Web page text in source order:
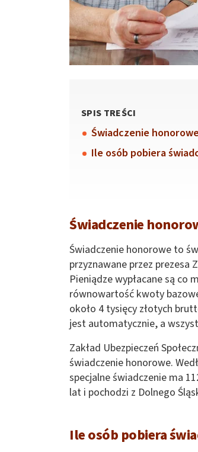
SPIS TREŚCI
Świadczenie
Ile osób pobiera
Świadczenie
Świadczenie honorowe to
przyznawane przez prezesa
Pieniądze wypłacane są co
równowartość kwoty
około 4 tysięcy złotych
jest automatycznie, a
Zakład Ubezpieczeń
świadczenie honorowe.
specjalne świadczenie ma
lat i pochodzi z Dolnego
Ile osób pobiera